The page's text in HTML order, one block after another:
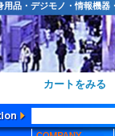
用品・デジモノ・情報機
カートをみる